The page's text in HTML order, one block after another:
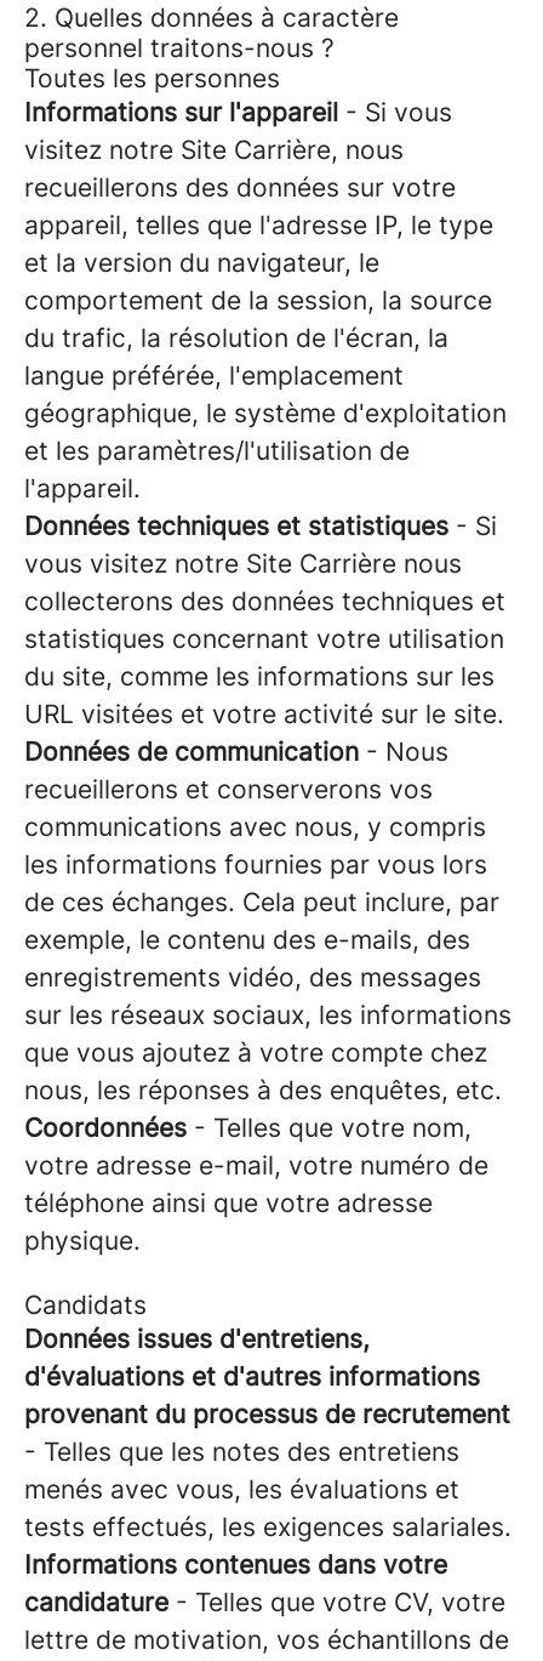
2. Quelles données à caractère
personnel traitons-nous ?
Toutes les personnes
Informations sur l'appareil - Si vous
visitez notre Site Carrière, nous
recueillerons des données sur votre
appareil, telles que l'adresse IP, le type
et la version du navigateur, le
comportement de la session, la source
du trafic, la résolution de l'écran, la
langue préférée, l'emplacement
géographique, le système d'exploitation
et les paramètres/l'utilisation de
l'appareil.
Données techniques et statistiques - Si
vous visitez notre Site Carrière nous
collecterons des données techniques et
statistiques concernant votre utilisation
du site, comme les informations sur les
URL visitées et votre activité sur le site.
Données de communication - Nous
recueillerons et conserverons vos
communications avec nous, y compris
les informations fournies par vous lors
de ces échanges. Cela peut inclure, par
exemple, le contenu des e-mails, des
enregistrements vidéo, des messages
sur les réseaux sociaux, les informations
que vous ajoutez à votre compte chez
nous, les réponses à des enquêtes, etc.
Coordonnées - Telles que votre nom,
votre adresse e-mail, votre numéro de
téléphone ainsi que votre adresse
physique.
Candidats
Données issues d'entretiens,
d'évaluations et d'autres informations
provenant du processus de recrutement
- Telles que les notes des entretiens
menés avec vous, les évaluations et
tests effectués, les exigences salariales.
Informations contenues dans votre
candidature - Telles que votre CV, votre
lettre de motivation, vos échantillons de